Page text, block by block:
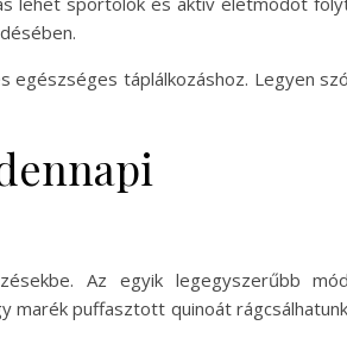
egészséges táplálkozáshoz. Legyen
Az egyik legegyszerűbb
marék puffasztott quinoát